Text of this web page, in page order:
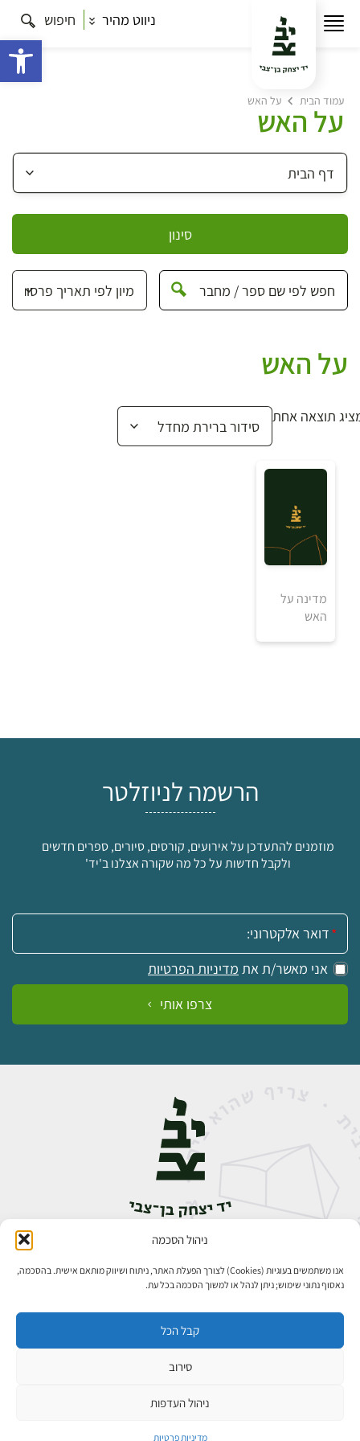
ניהול הסכמה
אנו משתמשים בעוגיות (Cookies) לצורך הפעלת האתר, ניתוח ושיווק מותאם אישית. בהסכמה,
נאסוף נתוני שימוש; ניתן לנהל או למשוך הסכמה בכל עת.
קבל הכל
סירוב
ניהול העדפות
מדיניות פרטיות
ניווט מהיר חיפוש
עמוד הבית על האש
על האש
סינון
על האש
תוצאה אחת
מדינה על
האש
הרשמה לניוזלטר
מוזמנים להתעדכן על אירועים, קורסים, סיורים, ספרים חדשים
ולקבל חדשות על כל מה שקורה אצלנו ב'יד'
אימייל:
אני מאשר/ת את מדיניות הפרטיות
צרפו אותי
אבן גבירול 14, רחביה, ירושלים
פיתוח אתרים